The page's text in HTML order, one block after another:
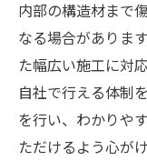
内部の構造材まで
なる場合がありま
た幅広い施工に対
自社で行える体制
を行い、わかりや
ただけるよう心が